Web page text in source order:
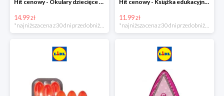
Hit cenowy - Okulary dziecięce do pływania
14.99 zł
Hit cenowy - Książka edukacyjna z pisakiem
11.99 zł